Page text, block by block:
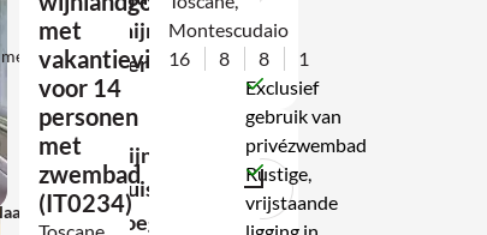
8,6/10
prijs garantie
mijn
verblijf?
Zijn
huisdieren
toegestaan?
specialist
met
laagste
prijs
garantie
Aanbod
met
vakantievilla
voor 14
personen
met
zwembad
(IT0234)
Toscane,
Montescudaio
16
8 8
1
Exclusief
gebruik van
privézwembad
Rustige,
vrijstaande
ligging in